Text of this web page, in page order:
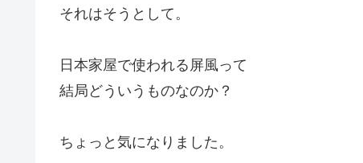
それはそうとして。
日本家屋で使われる屏風って
結局どういうものなのか？
ちょっと気になりました。